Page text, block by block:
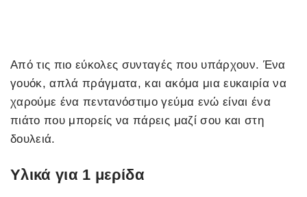
Από τις πιο εύκολες συνταγές που υπάρχουν. Ένα
γουόκ, απλά πράγματα, και ακόμα μια ευκαιρία να
χαρούμε ένα πεντανόστιμο γεύμα ενώ είναι ένα
πιάτο που μπορείς να πάρεις μαζί σου και στη
δουλειά.
Υλικά για 1 μερίδα